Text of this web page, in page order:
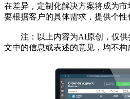
在差异，定制化解决方案将成为
要根据客户的具体需求，提供个性
注：以上内容为AI原创，仅供
文中的信息或表述的意见，均不构